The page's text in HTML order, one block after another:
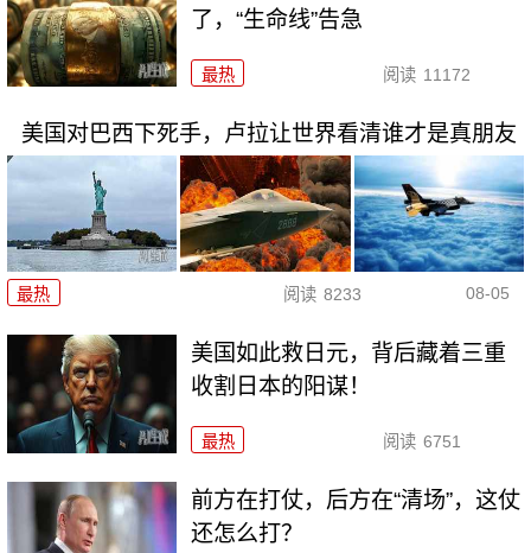
了，“生命线”告急
最热 阅读 11172
美国对巴西下死手，卢拉让世界看清谁才是真朋友
最热 阅读 8233 08-05
美国如此救日元，背后藏着三重
收割日本的阳谋！
最热 阅读 6751
前方在打仗，后方在“清场”，这仗
还怎么打？